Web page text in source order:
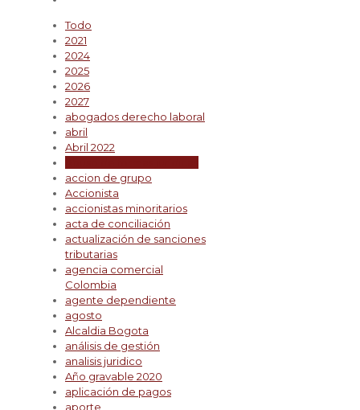
Todo
2021
2024
2025
2026
2027
abogados derecho laboral
abril
Abril 2022
accion de grupo
Accionista
accionistas minoritarios
acta de conciliación
actualización de sanciones
tributarias
agencia comercial
Colombia
agente dependiente
agosto
Alcaldia Bogota
análisis de gestión
analisis juridico
Año gravable 2020
aplicación de pagos
aporte